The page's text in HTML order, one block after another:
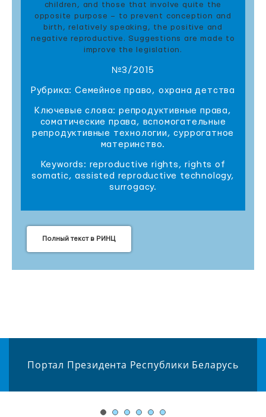
children, and those that involve quite the
opposite purpose – to prevent conception and
birth, relatively speaking, the positive and
negative reproductive. Suggestions are made to
improve the legislation.
№3/2015
Рубрика: Семейное право, охрана детства
Ключевые слова: репродуктивные права,
соматические права, вспомогательные
репродуктивные технологии, суррогатное
материнство.
Keywords: reproductive rights, rights of
somatic, assisted reproductive technology,
surrogacy.
Полный текст в РИНЦ
Портал Президента Республики Беларусь